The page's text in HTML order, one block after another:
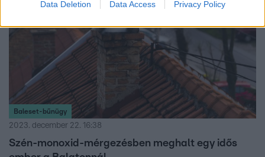
Data Deletion Data Access Privacy Policy
Baleset-bűnügy
2023. december 22. 16:38
Szén-monoxid-mérgezésben meghalt egy idős